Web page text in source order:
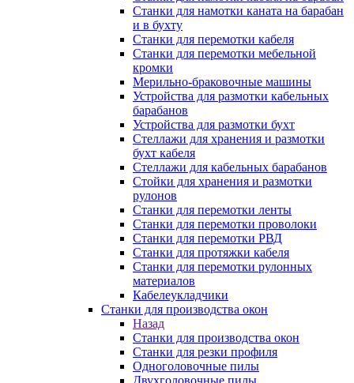
Станки для намотки каната на барабан
и в бухту
Станки для перемотки кабеля
Станки для перемотки мебельной
кромки
Мерильно-браковочные машины
Устройства для размотки кабельных
барабанов
Устройства для размотки бухт
Стеллажи для хранения и размотки
бухт кабеля
Стеллажи для кабельных барабанов
Стойки для хранения и размотки
рулонов
Станки для перемотки ленты
Станки для перемотки проволоки
Станки для перемотки РВД
Станки для протяжки кабеля
Станки для перемотки рулонных
материалов
Кабелеукладчики
Станки для производства окон
Назад
Станки для производства окон
Станки для резки профиля
Одноголовочные пилы
Двухголовочные пилы